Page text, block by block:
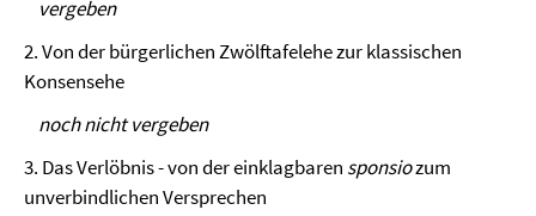
vergeben
2. Von der bürgerlichen Zwölftafelehe zur klassischen
Konsensehe
noch nicht vergeben
3. Das Verlöbnis - von der einklagbaren sponsiozum
unverbindlichen Versprechen